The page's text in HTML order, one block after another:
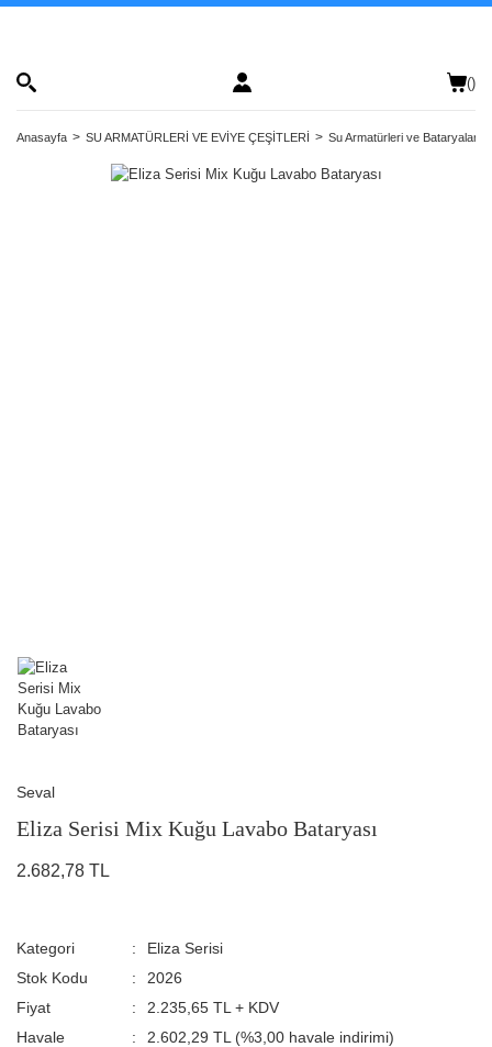
()
Anasayfa SU ARMATÜRLERİ VE EVİYE ÇEŞİTLERİ Su Armatürleri ve Bataryalar
Seval
Eliza Serisi Mix Kuğu Lavabo Bataryası
2.682,78 TL
Kategori
Eliza Serisi
Stok Kodu
2026
Fiyat
2.235,65 TL + KDV
Havale
2.602,29 TL (%3,00 havale indirimi)